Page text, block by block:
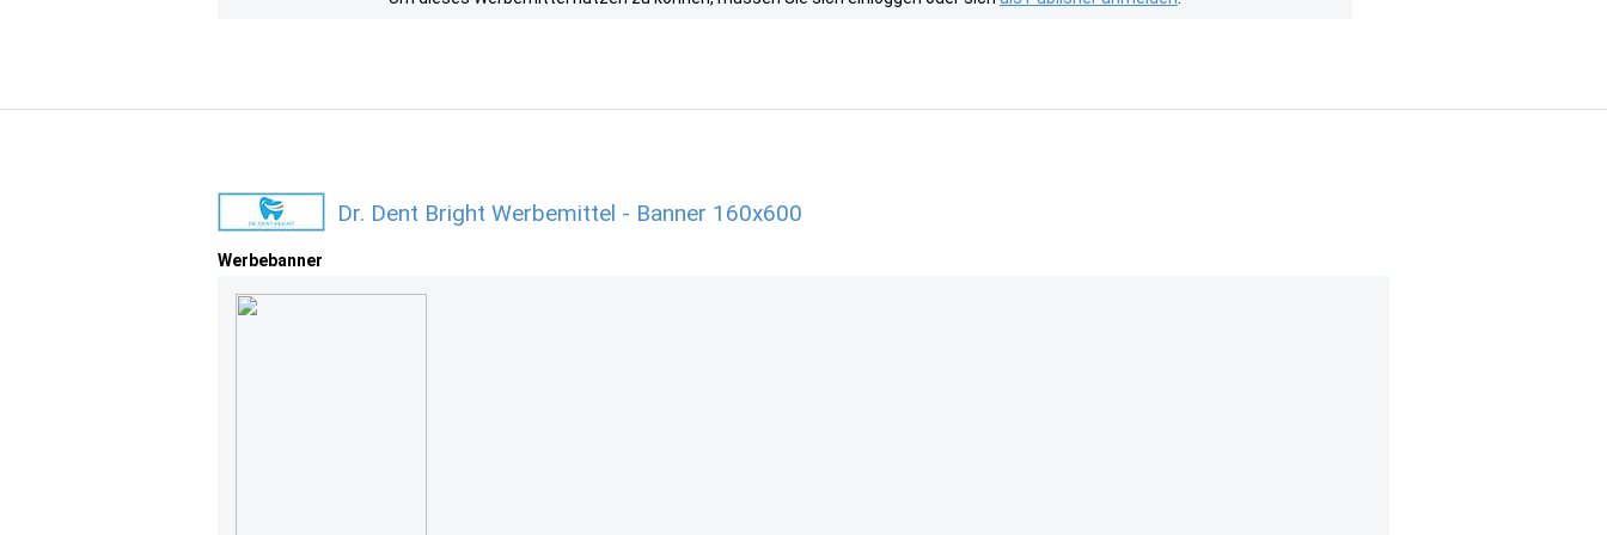
Dr. Dent Bright Werbemittel - Banner 160x600
Werbebanner